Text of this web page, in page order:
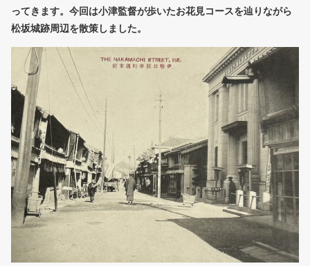
ってきます。今回は小津監督が歩いたお花見コースを辿りながら
松坂城跡周辺を散策しました。